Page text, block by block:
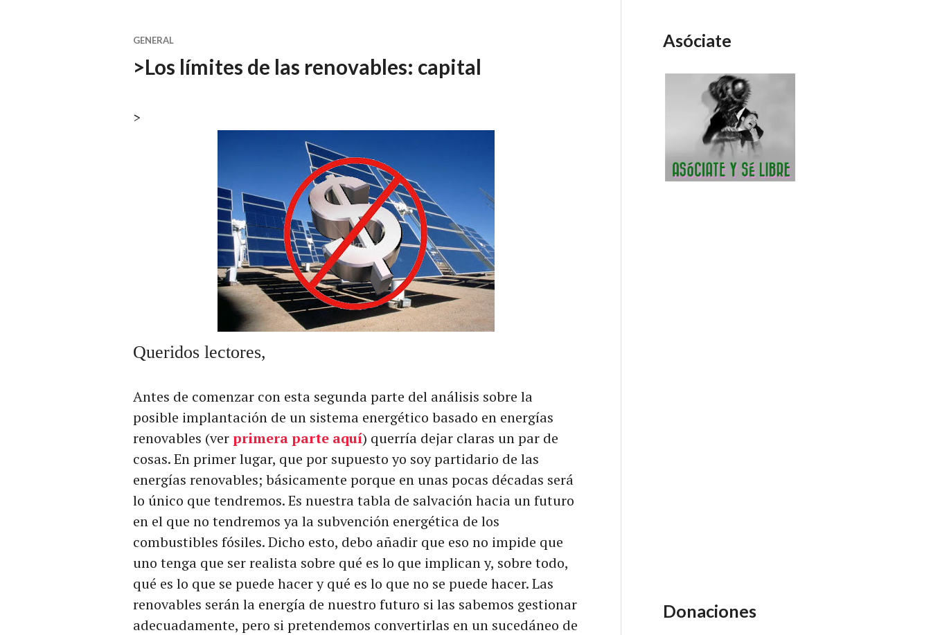
GENERAL
>Los límites de las renovables: capital
>
Queridos lectores,
Antes de comenzar con esta segunda parte del análisis sobre la
posible implantación de un sistema energético basado en energías
renovables (verprimera parte aquí) querría dejar claras un par de
cosas. En primer lugar, que por supuesto yo soy partidario de las
energías renovables; básicamente porque en unas pocas décadas será
lo único que tendremos. Es nuestra tabla de salvación hacia un futuro
en el que no tendremos ya la subvención energética de los
combustibles fósiles. Dicho esto, debo añadir que eso no impide que
uno tenga que ser realista sobre qué es lo que implican y, sobre todo,
qué es lo que se puede hacer y qué es lo que no se puede hacer. Las
renovables serán la energía de nuestro futuro si las sabemos gestionar
adecuadamente, pero si pretendemos convertirlas en un sucedáneo de
Asóciate
Donaciones